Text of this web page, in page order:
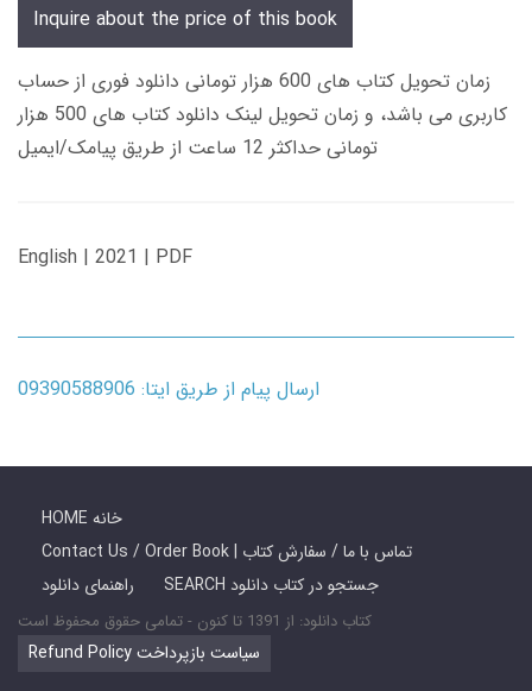
Inquire about the price of this book
زمان تحویل کتاب های 600 هزار تومانی دانلود فوری از حساب
کاربری می باشد، و زمان تحویل لینک دانلود کتاب های 500 هزار
تومانی حداکثر 12 ساعت از طریق پیامک/ایمیل
English | 2021 | PDF
ارسال پیام از طریق ایتا: 09390588906
HOME خانه
Contact Us / Order Book | تماس با ما / سفارش کتاب
راهنمای دانلود
SEARCH جستجو در کتاب دانلود
کتاب دانلود: از 1391 تا کنون - تمامی حقوق محفوظ است
Refund Policy سیاست بازپرداخت